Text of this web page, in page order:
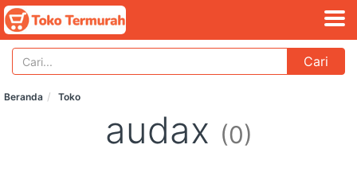
Cari
Beranda Toko
audax (0)